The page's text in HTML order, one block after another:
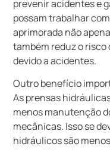
prevenir acidentes e
possam trabalhar
aprimorada não
também reduz o
devido a acidentes.
Outro benefício
As prensas
menos manutenção
mecânicas. Isso se
hidráulicos são